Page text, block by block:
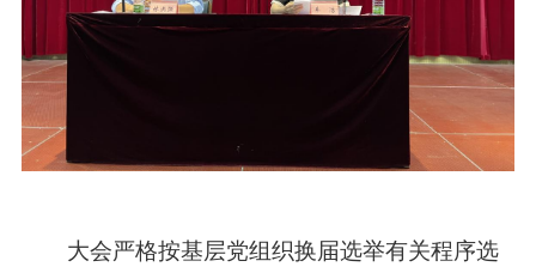
大会严格按基层党组织换届选举有关程序选